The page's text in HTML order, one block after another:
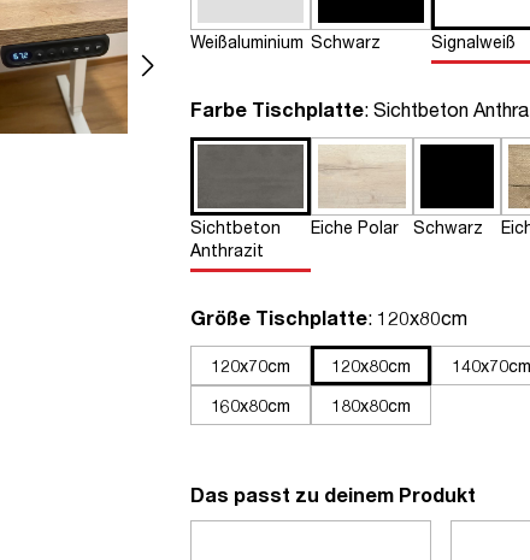
Weißaluminium Schwarz Signalweiß
Farbe Tischplatteauswählen
: Sichtbeton
Sichtbeton
Anthrazit
Eiche Polar Schwarz
Größe Tischplatteauswählen
: 120x80cm
120x70cm 120x80cm 140x70cm
160x80cm
180x80cm
Das passt zu deinem Produkt